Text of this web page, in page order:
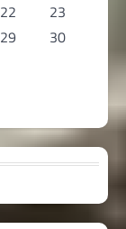
22
23
29
30